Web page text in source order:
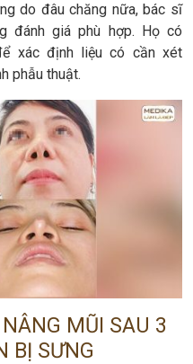
do đâu chăng nữa, bác sĩ
đánh giá phù hợp. Họ có
xác định liệu có cần xét
phẫu thuật.
MŨI SAU 3
BỊ SƯNG